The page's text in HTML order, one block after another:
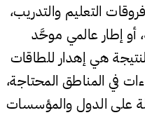
التعليم والتدريب،
أو إطار عالمي موحَّد
هي إهدار للطاقات
في المناطق المحتاجة،
على الدول والمؤسسات